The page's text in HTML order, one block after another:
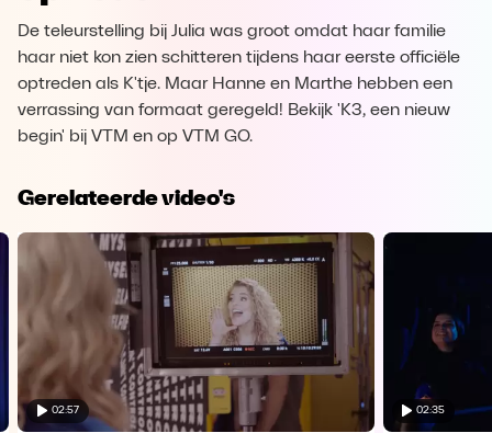
De teleurstelling bij Julia was groot omdat haar familie
haar niet kon zien schitteren tijdens haar eerste officiële
optreden als K'tje. Maar Hanne en Marthe hebben een
verrassing van formaat geregeld! Bekijk 'K3, een nieuw
begin' bij VTM en op VTM GO.
Gerelateerde video's
02:57 02:35